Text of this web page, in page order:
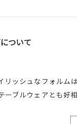
ついて
リッシュなフォルム
ーブルウェアとも好相